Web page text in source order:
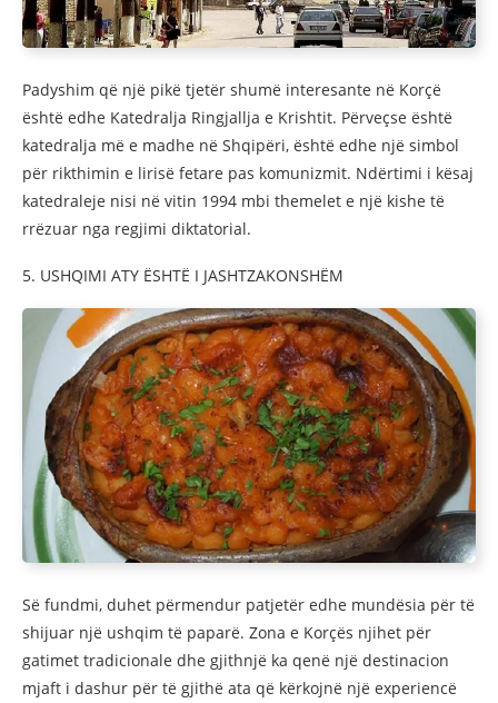
Padyshim që një pikë tjetër shumë interesante në Korçë
është edhe Katedralja Ringjallja e Krishtit. Përveçse është
katedralja më e madhe në Shqipëri, është edhe një simbol
për rikthimin e lirisë fetare pas komunizmit. Ndërtimi i kësaj
katedraleje nisi në vitin 1994 mbi themelet e një kishe të
rrëzuar nga regjimi diktatorial.
5. USHQIMI ATY ËSHTË I JASHTZAKONSHËM
Së fundmi, duhet përmendur patjetër edhe mundësia për të
shijuar një ushqim të paparë. Zona e Korçës njihet për
gatimet tradicionale dhe gjithnjë ka qenë një destinacion
mjaft i dashur për të gjithë ata që kërkojnë një experiencë